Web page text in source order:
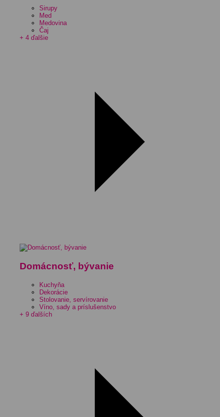
Sirupy
Med
Medovina
Čaj
+ 4 ďalšie
Domácnosť, bývanie
Kuchyňa
Dekorácie
Stolovanie, servírovanie
Víno, sady a príslušenstvo
+ 9 ďalších